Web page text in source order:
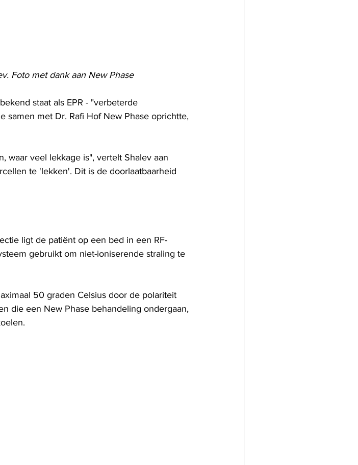
Foto met dank aan New Phase
staat als EPR - "verbeterde
samen met Dr. Rafi Hof New Phase oprichtte,
waar veel lekkage is", vertelt Shalev aan
te 'lekken'. Dit is de doorlaatbaarheid
ligt de patiënt op een bed in een RF-
gebruikt om niet-ioniserende straling te
50 graden Celsius door de polariteit
die een New Phase behandeling ondergaan,